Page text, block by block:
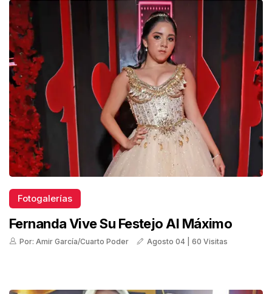
Fotogalerías
Fernanda Vive Su Festejo Al Máximo
Por: Amir García/Cuarto Poder Agosto 04 | 60 Visitas